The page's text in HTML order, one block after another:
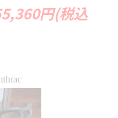
円(税込